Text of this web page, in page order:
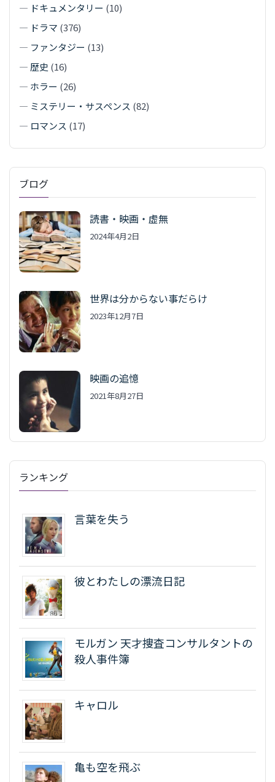
— ドキュメンタリー (10)
— ドラマ (376)
— ファンタジー (13)
—歴史 (16)
— ホラー (26)
— ミステリー・サスペンス (82)
— ロマンス (17)
ブログ
読書・映画・虚無
2024年4月2日
世界は分からない事だらけ
2023年12月7日
映画の追憶
2021年8月27日
ランキング
言葉を失う
彼とわたしの漂流日記
モルガン 天才捜査コンサルタントの
殺人事件簿
キャロル
亀も空を飛ぶ